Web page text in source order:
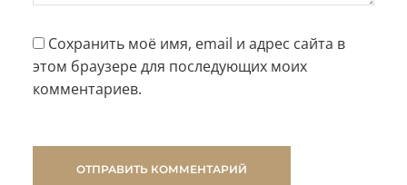
Сохранить моё имя, email и адрес сайта в
этом браузере для последующих моих
комментариев.